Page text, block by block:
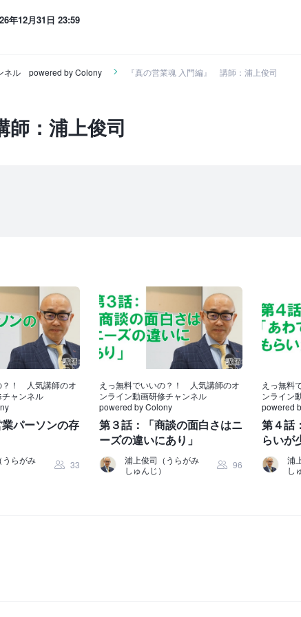
年12月31日 23:59
ネル powered by Colony 『真の営業魂 入門編』 講師：浦上俊司
師：浦上俊司
？！ 人気講師のオ
チャンネル
パーソンの存
うらがみ
33
えっ無料でいいの？！ 人気講師のオ
ンライン動画研修チャンネル
powered by Colony
第３話：「商談の面白さはニ
ーズの違いにあり」
浦上俊司（うらがみ
しゅんじ）
96
えっ無料
ンライン
powered
第４話
らいが
浦
し